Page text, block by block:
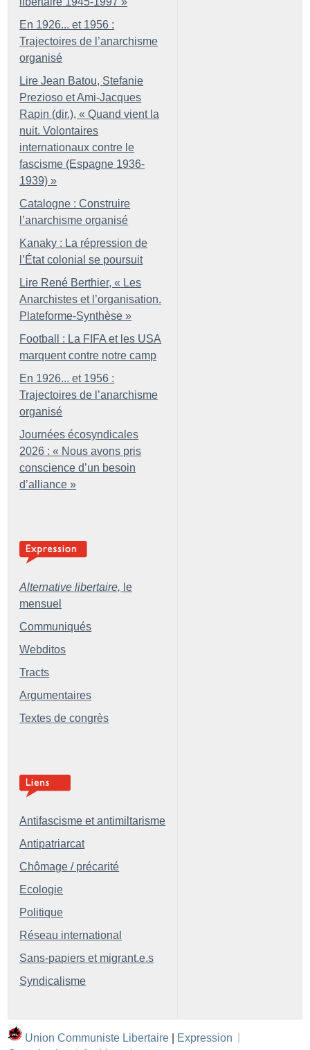
En 1926... et 1956 :
Trajectoires de l’anarchisme
organisé
Lire Jean Batou, Stefanie
Prezioso et Ami-Jacques
Rapin (dir.), « Quand vient la
nuit. Volontaires
internationaux contre le
fascisme (Espagne 1936-
1939) »
Catalogne : Construire
l’anarchisme organisé
Kanaky : La répression de
l’État colonial se poursuit
Lire René Berthier, « Les
Anarchistes et l’organisation.
Plateforme-Synthèse »
Football : La FIFA et les USA
marquent contre notre camp
En 1926... et 1956 :
Trajectoires de l’anarchisme
organisé
Journées écosyndicales
2026 : « Nous avons pris
conscience d’un besoin
d’alliance »
Alternative libertaire, le
mensuel
Communiqués
Webditos
Tracts
Argumentaires
Textes de congrès
Antifascisme et antimiltarisme
Antipatriarcat
Chômage / précarité
Ecologie
Politique
Réseau international
Sans-papiers et migrant.e.s
Syndicalisme
Union Communiste Libertaire Expression